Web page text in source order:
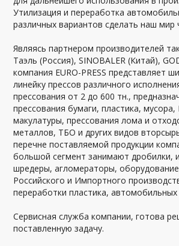
Утилизация и переработка
различных вариантов сделать наш мир
Являясь партнером производителей
Таэль (Россия), SINOBALER (Китай),
компания EURO-PRESS представляет
линейку прессов различного
прессования от 2 до 600 тн.,
прессования бумаги, пластика,
макулатуры, прессования лома и
металлов, ТБО и других видов
перечне поставляемой продукции
большой сегмент занимают дробилки,
шредеры, агломераторы,
Российского и Импортного
переработки пластика,
Сервисная служба компании, готова
поставленную задачу.